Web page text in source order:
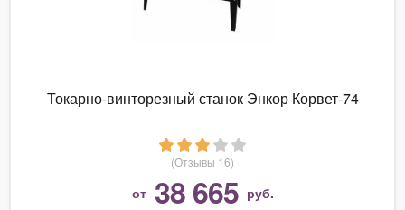
Токарно-винторезный станок Энкор Корвет-74
(Отзывы 16)
от 38 665 руб.